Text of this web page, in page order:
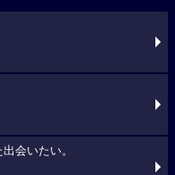
会いたい。